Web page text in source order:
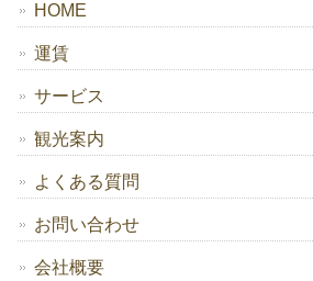
HOME
運賃
サービス
観光案内
よくある質問
お問い合わせ
会社概要